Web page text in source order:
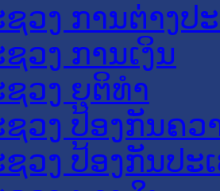
ວງ ການຕ່າງປ
ວງ ການເງິນ
ວງ ຍຸຕິທໍາ
ວງ ປ້ອງກັນຄວ
ວງ ປ້ອງກັນປະ